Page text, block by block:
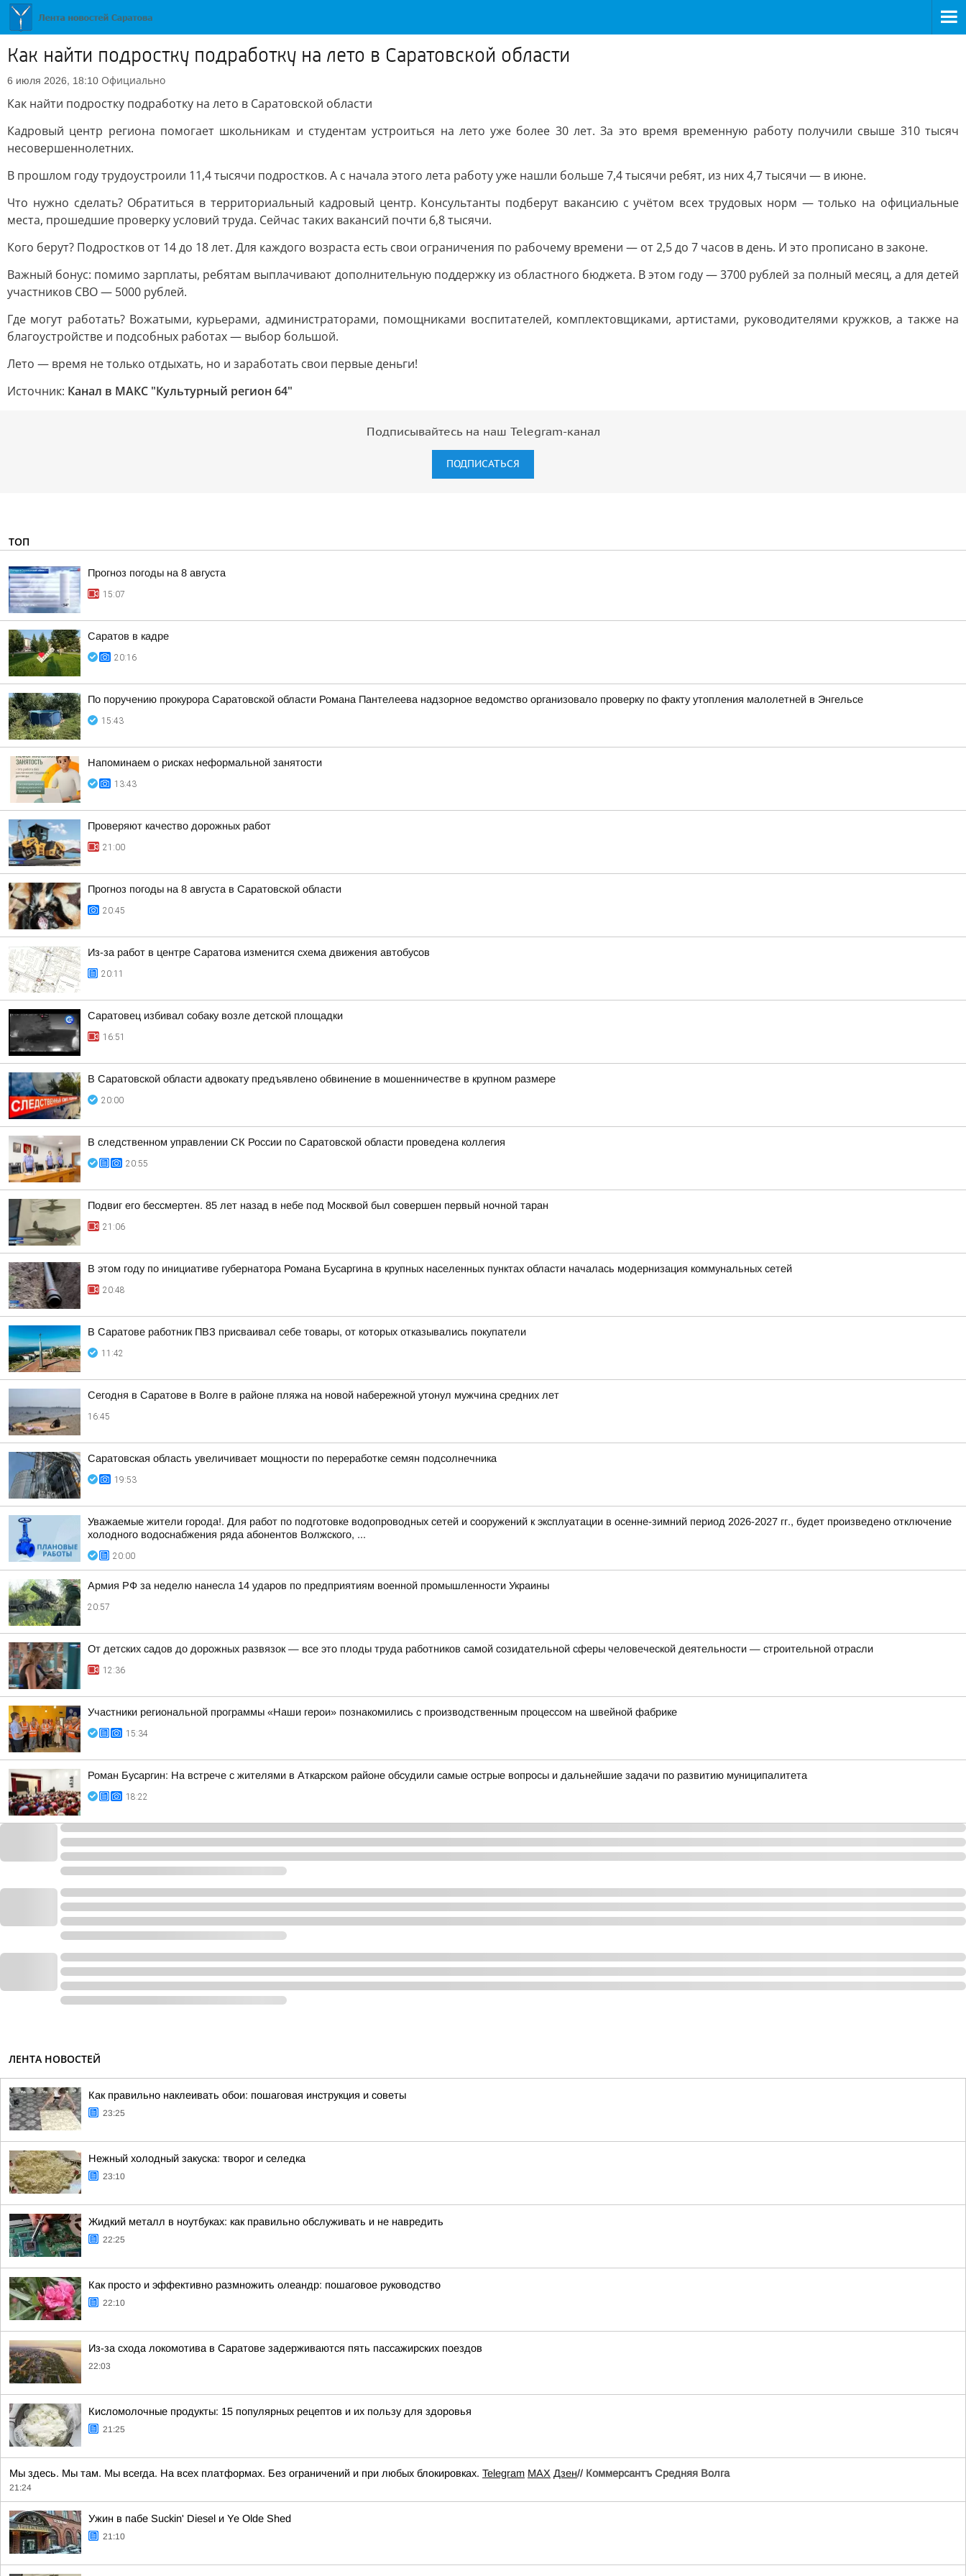
Как найти подростку подработку на лето в Саратовской области
6 июля 2026, 18:10 Официально
Как найти подростку подработку на лето в Саратовской области
Кадровый центр региона помогает школьникам и студентам устроиться на лето уже более 30 лет. За это время временную работу получили свыше 310 тысяч
несовершеннолетних.
В прошлом году трудоустроили 11,4 тысячи подростков. А с начала этого лета работу уже нашли больше 7,4 тысячи ребят, из них 4,7 тысячи — в июне.
Что нужно сделать? Обратиться в территориальный кадровый центр. Консультанты подберут вакансию с учётом всех трудовых норм — только на официальные
места, прошедшие проверку условий труда. Сейчас таких вакансий почти 6,8 тысячи.
Кого берут? Подростков от 14 до 18 лет. Для каждого возраста есть свои ограничения по рабочему времени — от 2,5 до 7 часов в день. И это прописано в законе.
Важный бонус: помимо зарплаты, ребятам выплачивают дополнительную поддержку из областного бюджета. В этом году — 3700 рублей за полный месяц, а для детей
участников СВО — 5000 рублей.
Где могут работать? Вожатыми, курьерами, администраторами, помощниками воспитателей, комплектовщиками, артистами, руководителями кружков, а также на
благоустройстве и подсобных работах — выбор большой.
Лето — время не только отдыхать, но и заработать свои первые деньги!
Источник: Канал в МАКС "Культурный регион 64"
Подписывайтесь на наш Telegram-канал
ПОДПИСАТЬСЯ
ТОП
Прогноз погоды на 8 августа
15:07
Саратов в кадре
20:16
По поручению прокурора Саратовской области Романа Пантелеева надзорное ведомство организовало проверку по факту утопления малолетней в Энгельсе
15:43
Напоминаем о рисках неформальной занятости
13:43
Проверяют качество дорожных работ
21:00
Прогноз погоды на 8 августа в Саратовской области
20:45
Из-за работ в центре Саратова изменится схема движения автобусов
20:11
Саратовец избивал собаку возле детской площадки
16:51
В Саратовской области адвокату предъявлено обвинение в мошенничестве в крупном размере
20:00
В следственном управлении СК России по Саратовской области проведена коллегия
20:55
Подвиг его бессмертен. 85 лет назад в небе под Москвой был совершен первый ночной таран
21:06
В этом году по инициативе губернатора Романа Бусаргина в крупных населенных пунктах области началась модернизация коммунальных сетей
20:48
В Саратове работник ПВЗ присваивал себе товары, от которых отказывались покупатели
11:42
Сегодня в Саратове в Волге в районе пляжа на новой набережной утонул мужчина средних лет
16:45
Саратовская область увеличивает мощности по переработке семян подсолнечника
19:53
Уважаемые жители города!. Для работ по подготовке водопроводных сетей и сооружений к эксплуатации в осенне-зимний период 2026-2027 гг., будет произведено отключение
холодного водоснабжения ряда абонентов Волжского, ...
20:00
Армия РФ за неделю нанесла 14 ударов по предприятиям военной промышленности Украины
20:57
От детских садов до дорожных развязок — все это плоды труда работников самой созидательной сферы человеческой деятельности — строительной отрасли
12:36
Участники региональной программы «Наши герои» познакомились с производственным процессом на швейной фабрике
15:34
Роман Бусаргин: На встрече с жителями в Аткарском районе обсудили самые острые вопросы и дальнейшие задачи по развитию муниципалитета
18:22
ЛЕНТА НОВОСТЕЙ
Как правильно наклеивать обои: пошаговая инструкция и советы
23:25
Нежный холодный закуска: творог и селедка
23:10
Жидкий металл в ноутбуках: как правильно обслуживать и не навредить
22:25
Как просто и эффективно размножить олеандр: пошаговое руководство
22:10
Из-за схода локомотива в Саратове задерживаются пять пассажирских поездов
22:03
Кисломолочные продукты: 15 популярных рецептов и их пользу для здоровья
21:25
Мы здесь. Мы там. Мы всегда. На всех платформах. Без ограничений и при любых блокировках. Telegram MAX Дзен// Коммерсантъ Средняя Волга
21:24
Ужин в пабе Suckin' Diesel и Ye Olde Shed
21:10